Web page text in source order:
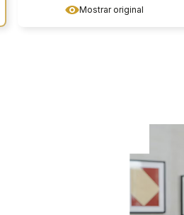
Mostrar original